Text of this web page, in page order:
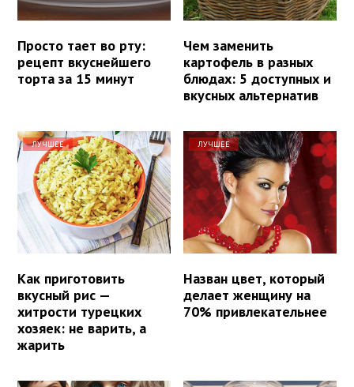
Просто тает во рту:
рецепт вкуснейшего
торта за 15 минут
Чем заменить
картофель в разных
блюдах: 5 доступных и
вкусных альтернатив
ЛУЧШЕЕ
Как приготовить
вкусный рис —
хитрости турецких
хозяек: не варить, а
жарить
ЛУЧШЕЕ
Назван цвет, который
делает женщину на
70% привлекательнее